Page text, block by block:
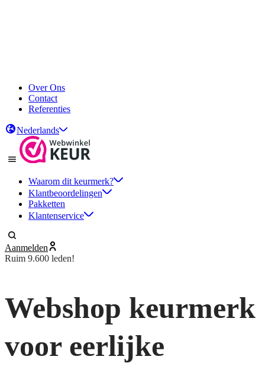
Over Ons
Contact
Referenties
Nederlands
Waarom dit keurmerk?
Klantbeoordelingen
Pakketten
Klantenservice
Aanmelden
Ruim 9.600 leden!
Webshop keurmerk
voor eerlijke